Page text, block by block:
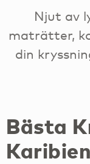
Njut av
maträtter,
din
Bästa
Karibien